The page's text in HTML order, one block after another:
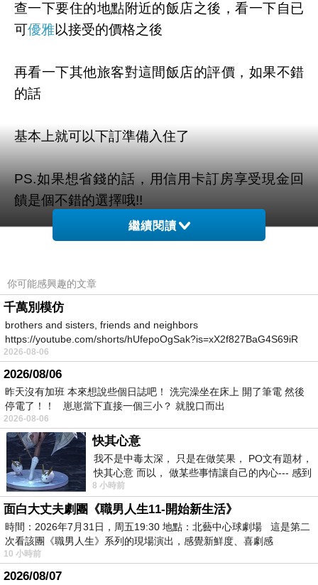
查一下要住的地點附近的飯店之後，看一下自已
可優雅以接受的價格之後
再看一下其他旅客對這間飯店的評價，如果不錯
的話
基本上就可以下訂準備入住了
PS.如果想省錢的話，用信用卡訂房享受現金回
饋是個不錯的選擇哦!!
這裡有幾張現金回饋卡的介紹，可以參考看看
限量特優價格按鈕
親子出國>
繼續閱讀
你可能感興趣的文章
千萬別模仿
brothers and sisters, friends and neighbors
https://youtube.com/shorts/hUfepoOgSak?is=xX2f827BaG4S69iR
https
2026-08-06
2026/08/06
昨天沒有加班 本來想說些個日誌吧！ 洗完澡坐在床上 開了筆電 然後
停電了！！ 崽崽當下直接一個三小？ 就脫口而出
2026-08-06
快其心意
我不是中毒太深， 只是在做笑果， PO文有題材，
快其心意 而以， 做某些事情讓自己的內心--- 感到
愉快。
8 小時前
面白大丈夫劇團《職男人生11-開始新生活》
時間：2026年7月31日，周五19:30 地點：北藝中心球劇場 這是第二
次看該團《職男人生》系列的現場演出，感覺新鮮度、喜劇感
10 小時前
2026/08/07